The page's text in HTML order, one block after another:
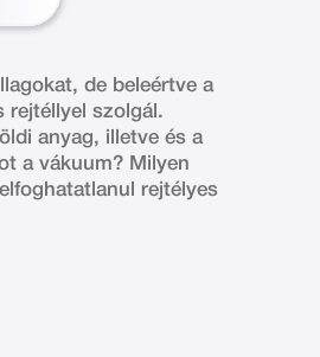
de beleértve a
rejtéllyel szolgál.
anyag, illetve és a
a vákuum? Milyen
rejtélyes